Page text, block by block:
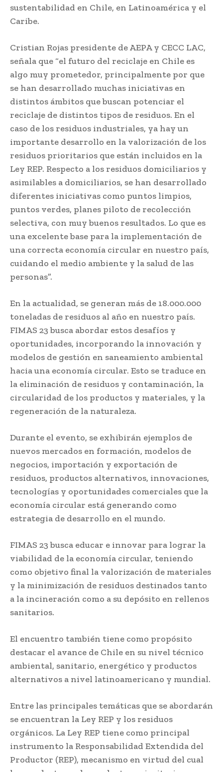
sustentabilidad en Chile, en Latinoamérica y el
Caribe.
Cristian Rojas presidente de AEPA y CECC LAC,
señala que “el futuro del reciclaje en Chile es
algo muy prometedor, principalmente por que
se han desarrollado muchas iniciativas en
distintos ámbitos que buscan potenciar el
reciclaje de distintos tipos de residuos. En el
caso de los residuos industriales, ya hay un
importante desarrollo en la valorización de los
residuos prioritarios que están incluidos en la
Ley REP. Respecto a los residuos domiciliarios y
asimilables a domiciliarios, se han desarrollado
diferentes iniciativas como puntos limpios,
puntos verdes, planes piloto de recolección
selectiva, con muy buenos resultados. Lo que es
una excelente base para la implementación de
una correcta economía circular en nuestro país,
cuidando el medio ambiente y la salud de las
personas”.
En la actualidad, se generan más de 18.000.000
toneladas de residuos al año en nuestro país.
FIMAS 23 busca abordar estos desafíos y
oportunidades, incorporando la innovación y
modelos de gestión en saneamiento ambiental
hacia una economía circular. Esto se traduce en
la eliminación de residuos y contaminación, la
circularidad de los productos y materiales, y la
regeneración de la naturaleza.
Durante el evento, se exhibirán ejemplos de
nuevos mercados en formación, modelos de
negocios, importación y exportación de
residuos, productos alternativos, innovaciones,
tecnologías y oportunidades comerciales que la
economía circular está generando como
estrategia de desarrollo en el mundo.
FIMAS 23 busca educar e innovar para lograr la
viabilidad de la economía circular, teniendo
como objetivo final la valorización de materiales
y la minimización de residuos destinados tanto
a la incineración como a su depósito en rellenos
sanitarios.
El encuentro también tiene como propósito
destacar el avance de Chile en su nivel técnico
ambiental, sanitario, energético y productos
alternativos a nivel latinoamericano y mundial.
Entre las principales temáticas que se abordarán
se encuentran la Ley REP y los residuos
orgánicos. La Ley REP tiene como principal
instrumento la Responsabilidad Extendida del
Productor (REP), mecanismo en virtud del cual